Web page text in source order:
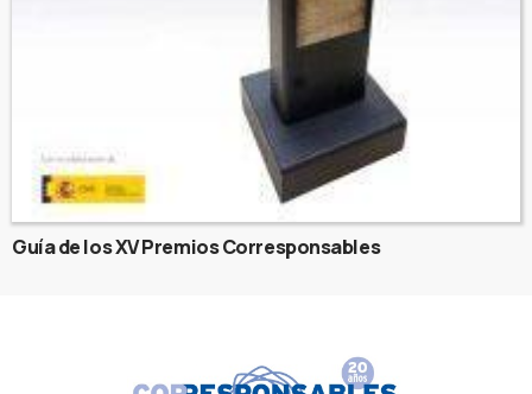
Guía de los XV Premios Corresponsables